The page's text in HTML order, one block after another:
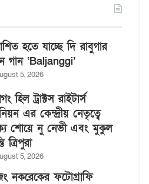
for
হতে যাচ্ছে দি রাবুগার
গান ‘Baljanggi’
5, 2026
হিল ট্রাক্টস রাইটার্স
এর কেন্দ্রীয় নেতৃত্বে
শোয়ে নু নেভী এবং মুকুল
ত্রিপুরা
5, 2026
নকরেকের ফটোগ্রাফি